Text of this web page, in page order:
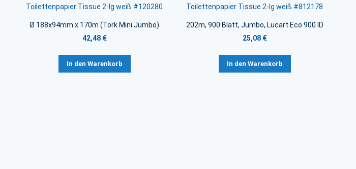
Toilettenpapier Tissue 2-lg weiß #120280
Ø 188x94mm x 170m (Tork Mini Jumbo)
42,48 €
In den Warenkorb
Toilettenpapier Tissue 2-lg weiß #812178
202m, 900 Blatt, Jumbo, Lucart Eco 900 ID
25,08 €
In den Warenkorb